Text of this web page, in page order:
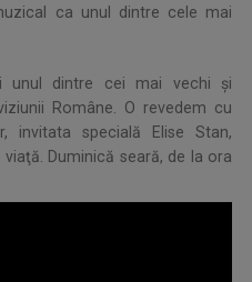
ca unul dintre cele mai
unul dintre cei mai vechi și
Române. O revedem cu
invitata specială Elise Stan,
Duminică seară, de la ora